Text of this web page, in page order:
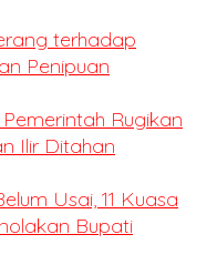
terhadap
Penipuan
Rugikan
Ilir Ditahan
Usai, 11 Kuasa
Bupati